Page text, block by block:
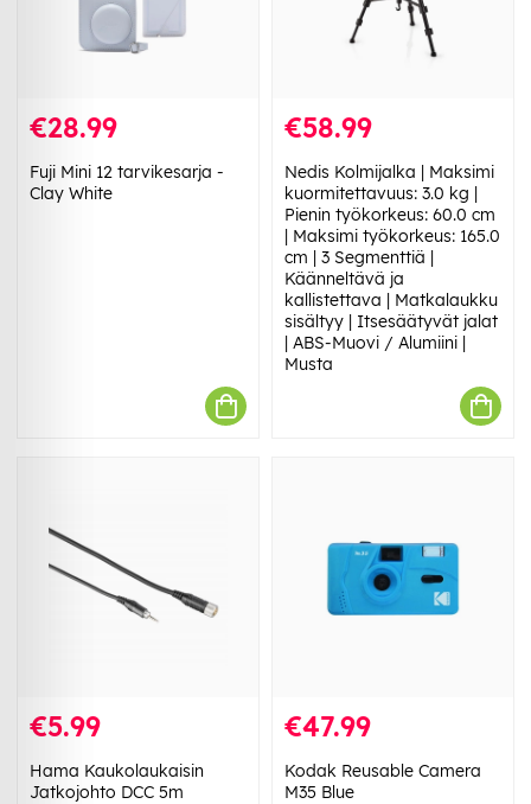
€28.99
Fuji Mini 12 tarvikesarja -
Clay White
€58.99
Nedis Kolmijalka | Maksimi
kuormitettavuus: 3.0 kg |
Pienin työkorkeus: 60.0 cm
| Maksimi työkorkeus: 165.0
cm | 3 Segmenttiä |
Käänneltävä ja
kallistettava | Matkalaukku
sisältyy | Itsesäätyvät jalat
| ABS-Muovi / Alumiini |
Musta
€5.99
Hama Kaukolaukaisin
Jatkojohto DCC 5m
€47.99
Kodak Reusable Camera
M35 Blue